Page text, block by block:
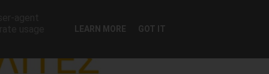
LEARN MORE GOT IT